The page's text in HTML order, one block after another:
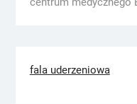
fala uderzeniowa